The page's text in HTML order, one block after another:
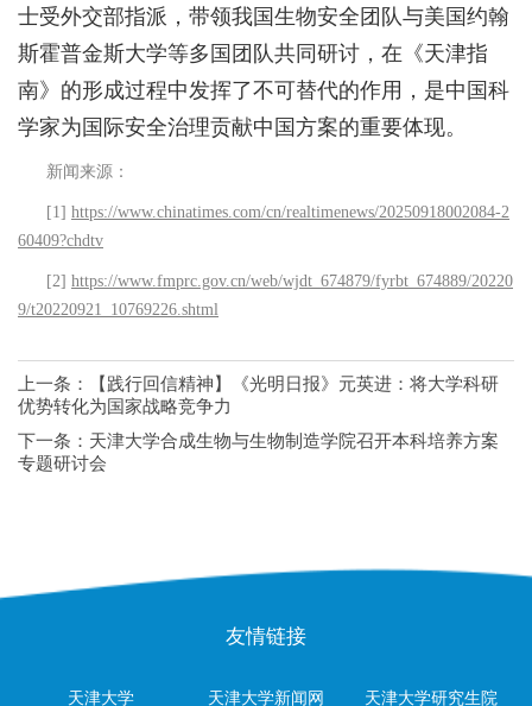
士受外交部指派，带领我国生物安全团队与美国约翰
斯霍普金斯大学等多国团队共同研讨，在《天津指
南》的形成过程中发挥了不可替代的作用，是中国科
学家为国际安全治理贡献中国方案的重要体现。
新闻来源：
[1] https://www.chinatimes.com/cn/realtimenews/20250918002084-2
60409?chdtv
[2] https://www.fmprc.gov.cn/web/wjdt_674879/fyrbt_674889/20220
9/t20220921_10769226.shtml
上一条：
【践行回信精神】《光明日报》元英进：将大学科研
优势转化为国家战略竞争力
下一条： 天津大学合成生物与生物制造学院召开本科培养方案
专题研讨会
友情链接
天津大学 天津大学新闻网 天津大学研究生院